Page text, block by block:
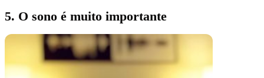
5. O sono é muito importante